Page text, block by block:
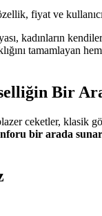
fiyat ve
kadınların
tamamlayan
Bir
ceketler, klasik
bir arada sunar